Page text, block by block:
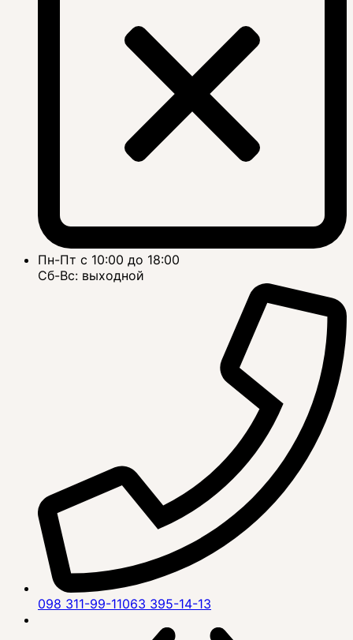
Пн-Пт с 10:00 до 18:00
Сб-Вс: выходной
098 311-99-11063 395-14-13